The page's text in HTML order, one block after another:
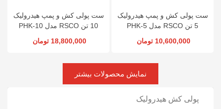
ست پولی کش و پمپ هیدرولیک
5 تن RSCO مدل PHK-5
10,600,000 تومان
ست پولی کش و پمپ هیدرولیک
10 تن RSCO مدل PHK-10
18,800,000 تومان
نمایش محصولات بیشتر
پولی کش هیدرولیک